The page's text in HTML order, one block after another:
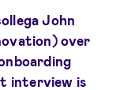
John
over
interview is